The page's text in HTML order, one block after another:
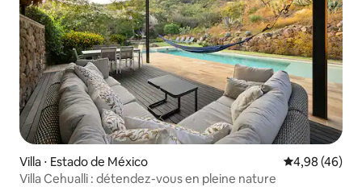
Villa ⋅ Estado de México Évaluation
4,98 (46)
Villa Cehualli : détendez-vous en pleine nature